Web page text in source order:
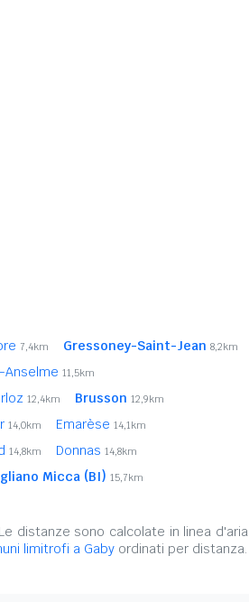
7,4km Gressoney-Saint-Jean 8,2km
Anselme 11,5km
12,4km Brusson 12,9km
14,0km Emarèse 14,1km
14,8km Donnas 14,8km
Micca (BI) 15,7km
distanze sono calcolate in linea d'aria
limitrofi a Gaby ordinati per distanza.